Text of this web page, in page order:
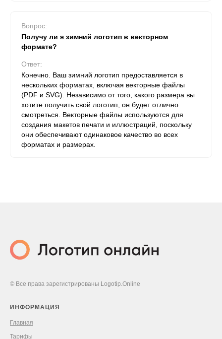
Вопрос:
Получу ли я зимний логотип в векторном
формате?
Ответ:
Конечно. Ваш зимний логотип предоставляется в
нескольких форматах, включая векторные файлы
(PDF и SVG). Независимо от того, какого размера вы
хотите получить свой логотип, он будет отлично
смотреться. Векторные файлы используются для
создания макетов печати и иллюстраций, поскольку
они обеспечивают одинаковое качество во всех
форматах и ​​размерах.
© Все права зарегистрированы Logotip.Online
ИНФОРМАЦИЯ
Главная
Тарифы